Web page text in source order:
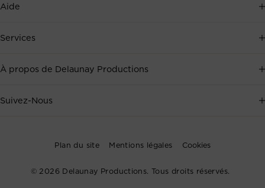
Aide
Service client disponible 7j/7, au
Prendre un rendez-vous
Services
Événementiel
À propos de Delaunay Productions
Réalisations
Communiqués
Suivez-Nous
Valider
Plan du site Mentions légales Cookies
© 2026 Delaunay Productions. Tous droits réservés.